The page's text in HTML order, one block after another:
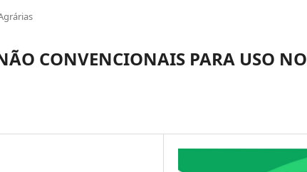
CONVENCIONAIS PARA USO NO